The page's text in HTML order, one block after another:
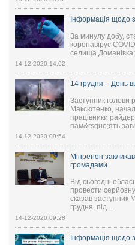
Інформація щодо
За минулу добу,
коронавірус
селища
14-12-2020 14:02
14 грудня – День
Заступник голови
Максютенко,
працівники
пам&rsquo;ять
14-12-2020 09:54
Мінрегіон
громадами
Від сьогодні
провести
сказав заступник
грудня, під...
14-12-2020 09:28
Інформація щодо